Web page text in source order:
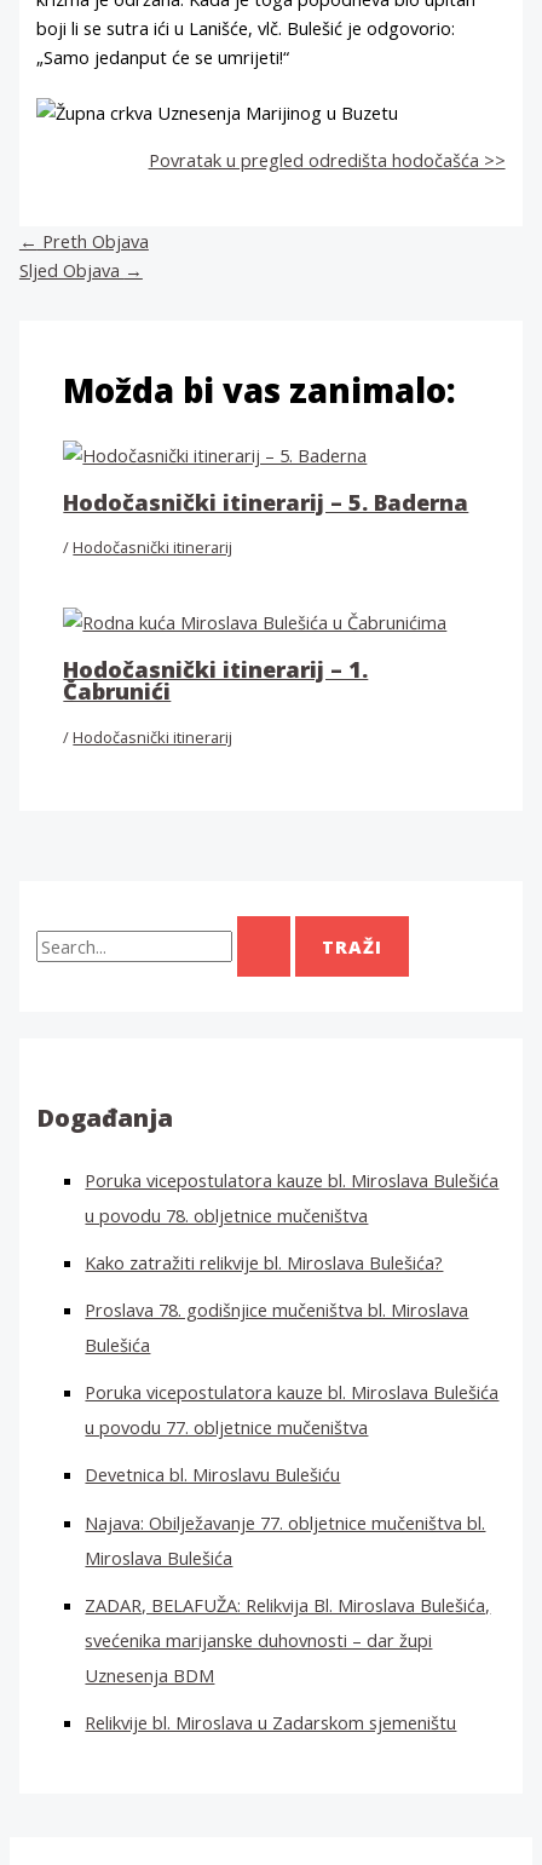
boji li se sutra ići u Lanišće, vlč. Bulešić je odgovorio:
„Samo jedanput će se umrijeti!“
Povratak u pregled odredišta hodočašća >>
← Preth Objava
Sljed Objava →
Možda bi vas zanimalo:
Hodočasnički itinerarij – 5. Baderna
/Hodočasnički itinerarij
Hodočasnički itinerarij – 1.
Čabrunići
/Hodočasnički itinerarij
T
r
:Događanja
Poruka vicepostulatora kauze bl. Miroslava Bulešića
u povodu 78. obljetnice mučeništva
Kako zatražiti relikvije bl. Miroslava Bulešića?
Proslava 78. godišnjice mučeništva bl. Miroslava
Bulešića
Poruka vicepostulatora kauze bl. Miroslava Bulešića
u povodu 77. obljetnice mučeništva
Devetnica bl. Miroslavu Bulešiću
Najava: Obilježavanje 77. obljetnice mučeništva bl.
Miroslava Bulešića
ZADAR, BELAFUŽA: Relikvija Bl. Miroslava Bulešića,
svećenika marijanske duhovnosti – dar župi
Uznesenja BDM
Relikvije bl. Miroslava u Zadarskom sjemeništu